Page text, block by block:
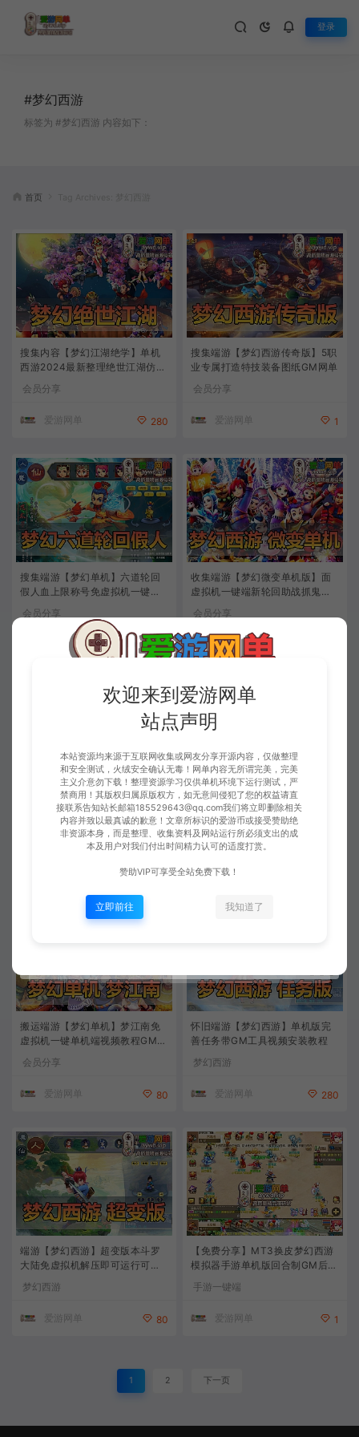
登录
#梦幻西游
标签为 #梦幻西游 内容如下：
首页
搜集内容【梦幻江湖绝学】单机
西游2024最新整理绝世江湖仿官
一键单机版-月卡加速-独家锦衣
打造-仿官剧情-官职系统-平衡召
会员分享
爱游网单 280
搜集端游【梦幻西游传奇版】5职
业专属打造特技装备图纸GM网单
会员分享
爱游网单 1
搜集端游【梦幻单机】六道轮回
假人血上限称号免虚拟机一键启
动GM网游单机
会员分享
爱游网单 1
收集端游【梦幻微变单机版】面
虚拟机一键端新轮回助战抓鬼寻
宝带攻略GM工具
会员分享
爱游网单
搜集端游【梦幻西游】AI智能假
人单机版全套剧情带GM工具可擂
会员分享
280
精品端游【梦幻西游】神梦3单机
版家园假人自动任务助战命盘混
沌图谱一键启动GM后台视频安装
教程
梦幻西游
爱游网单
搬运端游【梦幻单机】梦江南免
虚拟机一键单机端视频教程GM充
值装备工具
会员分享
爱游网单 80
怀旧端游【梦幻西游】单机版完
善任务带GM工具视频安装教程
梦幻西游
爱游网单 280
端游【梦幻西游】超变版本斗罗
大陆免虚拟机解压即可运行可修
改元宝
梦幻西游
爱游网单 80
【免费分享】MT3换皮梦幻西游
模拟器手游单机版回合制GM后台
虚拟机一键端视频安装教程
手游一键端
爱游网单 1
1 2 下一页
欢迎来到爱游网单
站点声明
本站资源均来源于互联网收集或网友分享开源内容，仅做整理
和安全测试，火绒安全确认无毒！网单内容无所谓完美，完美
主义介意勿下载！整理资源学习仅供单机环境下运行测试，严
禁商用！其版权归属原版权方，如无意间侵犯了您的权益请直
接联系告知站长邮箱185529643@qq.com我们将立即删除相关
内容并致以最真诚的歉意！文章所标识的爱游币或接受赞助绝
非资源本身，而是整理、收集资料及网站运行所必须支出的成
本及用户对我们付出时间精力认可的适度打赏。
赞助VIP可享受全站免费下载！
立即前往 我知道了